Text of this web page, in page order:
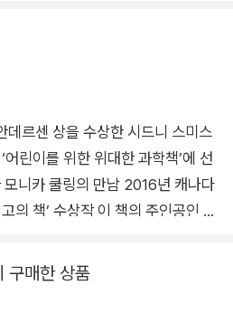
에 재능이 뛰어났어요. 그는 이렇게
가의 작업실)는 빨간 바둑판무늬 천
. 그 당시 유럽에 있는 화가들은 ‘거
주제나 그림 그리는 방식은 진정한 미
갑내기 친구 마빈 콘과 유럽으로 여행
되기 위해 반드시 그려야 하는 주제
르센 상을 수상한 시드니 스미스
링의 만남 2016년 캐나다
이 책의 주인공인 그
우드는 유럽에서 공부하면서 많은
구매한 상품